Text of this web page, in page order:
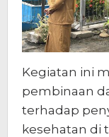
Kegiatan ini
pembinaan
terhadap
kesehatan di